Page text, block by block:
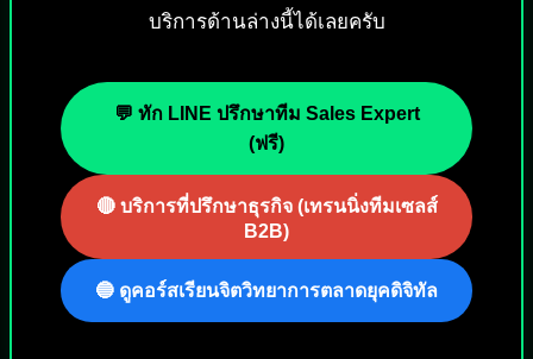
บริการด้านล่างนี้ได้เลยครับ
💬 ทัก LINE ปรึกษาทีม Sales Expert
(ฟรี)
🔴 บริการที่ปรึกษาธุรกิจ (เทรนนิ่งทีมเซลส์
B2B)
🔵 ดูคอร์สเรียนจิตวิทยาการตลาดยุคดิจิทัล